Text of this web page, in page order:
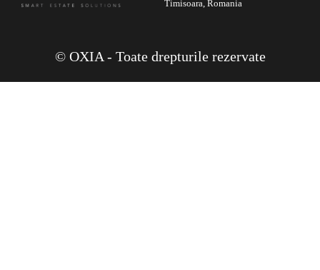
Timisoara, Romania
© OXIA - Toate drepturile rezervate